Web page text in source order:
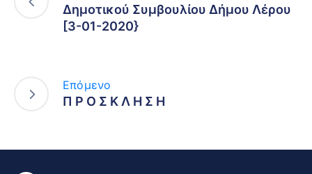
Δημοτικού Συμβουλίου Δήμου Λέρου
[3-01-2020}
Επόμενο
Π Ρ Ο Σ Κ Λ Η Σ Η